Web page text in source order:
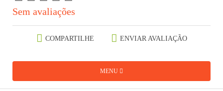
Sem avaliações
COMPARTILHE ENVIAR AVALIAÇÃO
MENU